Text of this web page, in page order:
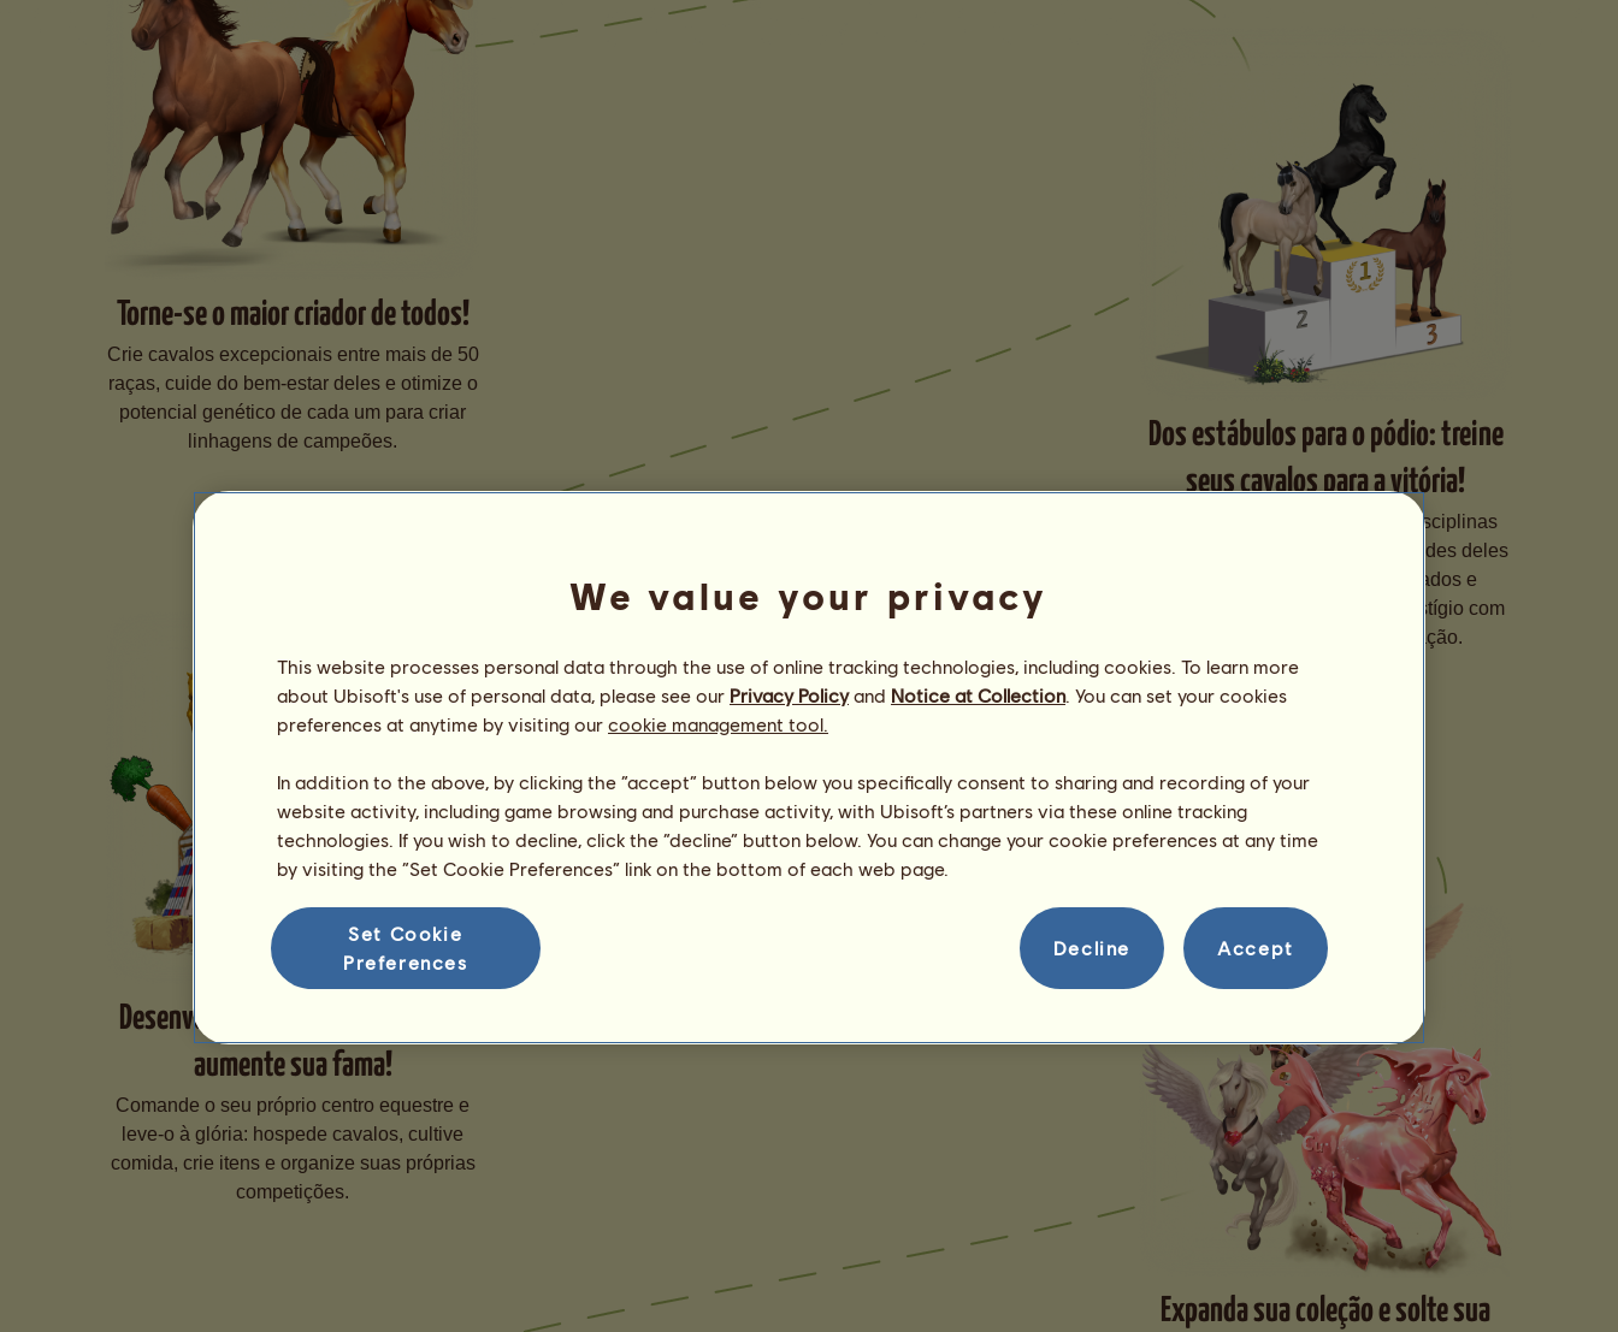
Torne-se o maior criador de todos!
Crie cavalos excepcionais entre mais de 50
raças, cuide do bem-estar deles e otimize o
potencial genético de cada um para criar
linhagens de campeões.
Dos estábulos para o pódio: treine
seus cavalos para a vitória!
Especialize seus cavalos em disciplinas
diferentes, aperfeiçoe as habilidades deles
com treinamentos personalizados e
participe de competições de prestígio com
eles para subir na classificação.
Desenvolva seu centro equestre e
aumente sua fama!
Comande o seu próprio centro equestre e
leve-o à glória: hospede cavalos, cultive
comida, crie itens e organize suas próprias
competições.
Expanda sua coleção e solte sua
We value your privacy
This website processes personal data through the use of online tracking technologies, including cookies. To learn more
about Ubisoft's use of personal data, please see our Privacy Policyand Notice at Collection. You can set your cookies
preferences at anytime by visiting our cookie management tool.
In addition to the above, by clicking the “accept” button below you specifically consent to sharing and recording of your
website activity, including game browsing and purchase activity, with Ubisoft’s partners via these online tracking
technologies. If you wish to decline, click the “decline” button below. You can change your cookie preferences at any time
by visiting the “Set Cookie Preferences” link on the bottom of each web page.
Set Cookie
Preferences
Decline Accept